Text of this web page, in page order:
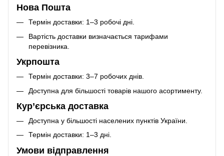
Нова Пошта
Термін доставки: 1–3 робочі дні.
Вартість доставки визначається тарифами
перевізника.
Укрпошта
Термін доставки: 3–7 робочих днів.
Доступна для більшості товарів нашого асортименту.
Кур’єрська доставка
Доступна у більшості населених пунктів України.
Термін доставки: 1–3 дні.
Умови відправлення